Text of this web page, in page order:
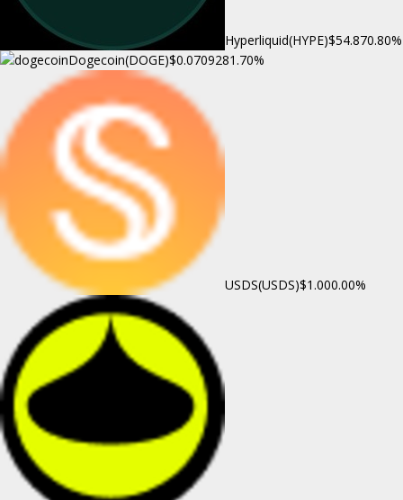
Hyperliquid(HYPE)$54.870.80%
Dogecoin(DOGE)$0.0709281.70%
USDS(USDS)$1.000.00%